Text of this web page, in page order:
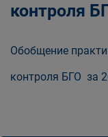
контроля
Обобщение
контроля БГО за